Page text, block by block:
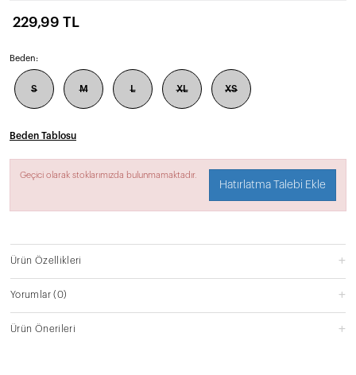
229,99 TL
Beden:
S M L XL XS
Beden Tablosu
Geçici olarak stoklarımızda bulunmamaktadır.
Hatırlatma Talebi Ekle
Ürün Özellikleri
Yorumlar(0)
Ürün Önerileri